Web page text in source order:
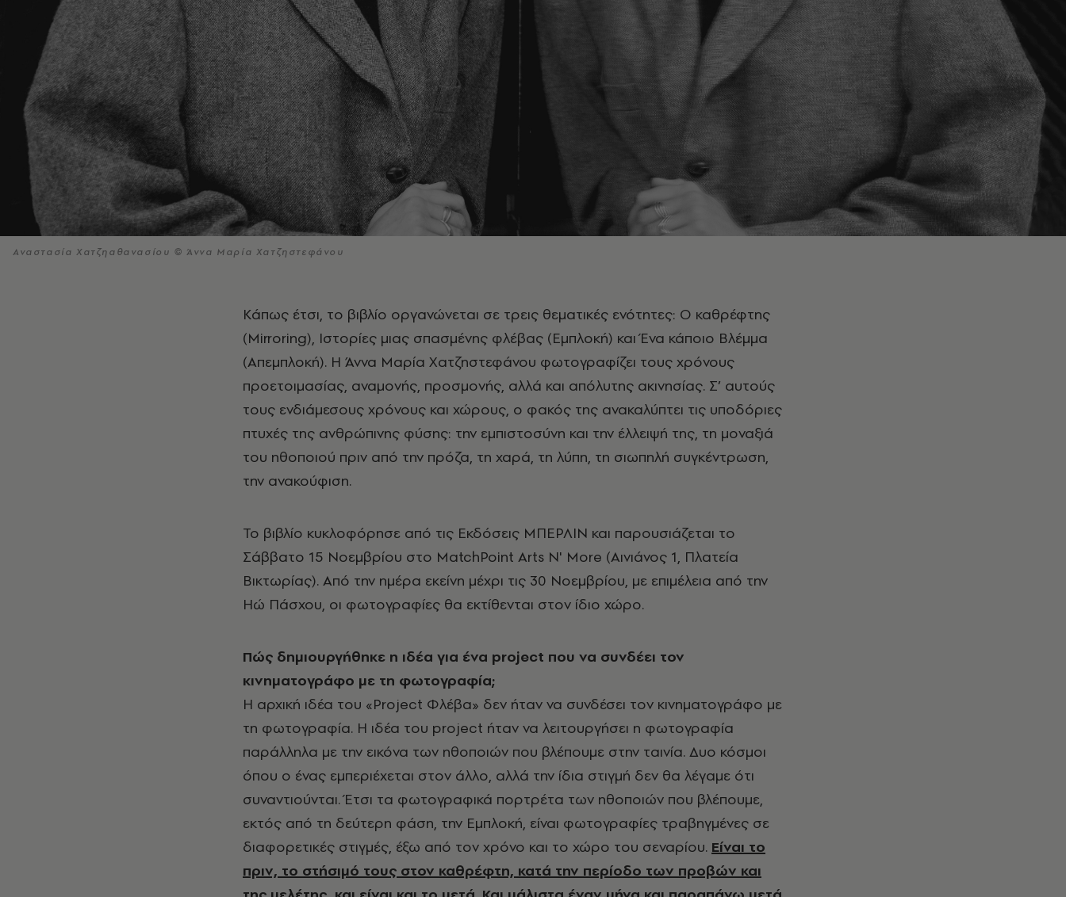
Αναστασία Χατζηαθανασίου © Άννα Μαρία Χατζηστεφάνου
Κάπως έτσι, το βιβλίο οργανώνεται σε τρεις θεματικές ενότητες: Ο καθρέφτης
(Mirroring), Ιστορίες μιας σπασμένης φλέβας (Εμπλοκή) και Ένα κάποιο Βλέμμα
(Απεμπλοκή). Η Άννα Μαρία Χατζηστεφάνου φωτογραφίζει τους χρόνους
προετοιμασίας, αναμονής, προσμονής, αλλά και απόλυτης ακινησίας. Σ’ αυτούς
τους ενδιάμεσους χρόνους και χώρους, ο φακός της ανακαλύπτει τις υποδόριες
πτυχές της ανθρώπινης φύσης: την εμπιστοσύνη και την έλλειψή της, τη μοναξιά
του ηθοποιού πριν από την πρόζα, τη χαρά, τη λύπη, τη σιωπηλή συγκέντρωση,
την ανακούφιση.
Το βιβλίο κυκλοφόρησε από τις Εκδόσεις ΜΠΕΡΛΙΝ και παρουσιάζεται το
Σάββατο 15 Νοεμβρίου στο MatchPoint Arts N' More (Αινιάνος 1, Πλατεία
Βικτωρίας). Από την ημέρα εκείνη μέχρι τις 30 Νοεμβρίου, με επιμέλεια από την
Ηώ Πάσχου, οι φωτογραφίες θα εκτίθενται στον ίδιο χώρο.
Πώς δημιουργήθηκε η ιδέα για ένα project που να συνδέει τον
κινηματογράφο με τη φωτογραφία;
Η αρχική ιδέα του «Project Φλέβα» δεν ήταν να συνδέσει τον κινηματογράφο με
τη φωτογραφία. Η ιδέα του project ήταν να λειτουργήσει η φωτογραφία
παράλληλα με την εικόνα των ηθοποιών που βλέπουμε στην ταινία. Δυο κόσμοι
όπου ο ένας εμπεριέχεται στον άλλο, αλλά την ίδια στιγμή δεν θα λέγαμε ότι
συναντιούνται. Έτσι τα φωτογραφικά πορτρέτα των ηθοποιών που βλέπουμε,
εκτός από τη δεύτερη φάση, την Εμπλοκή, είναι φωτογραφίες τραβηγμένες σε
διαφορετικές στιγμές, έξω από τον χρόνο και το χώρο του σεναρίου. Είναι το
πριν, το στήσιμό τους στον καθρέφτη, κατά την περίοδο των προβών και